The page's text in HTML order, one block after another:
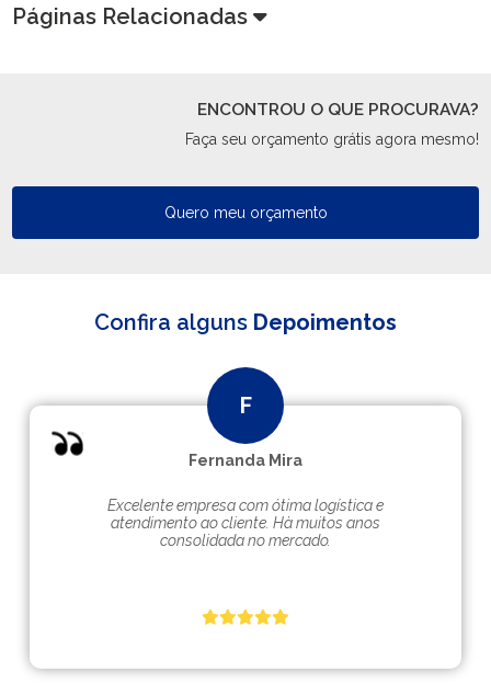
Páginas Relacionadas
ENCONTROU O QUE PROCURAVA?
Faça seu orçamento grátis agora mesmo!
Quero meu orçamento
Confira alguns Depoimentos
Fernanda Mira
Excelente empresa com ótima logística e
atendimento ao cliente. Hà muitos anos
consolidada no mercado.